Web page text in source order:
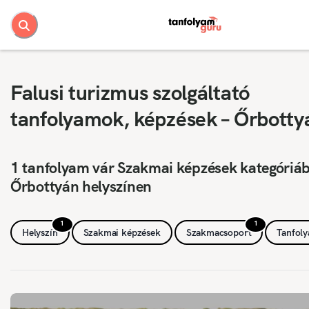
Falusi turizmus szolgáltató
tanfolyamok, képzések –
1 tanfolyam vár Szakmai képzések
Őrbottyán helyszínen
1
Helyszín Szakmai képzések
1
Szakmacsoport